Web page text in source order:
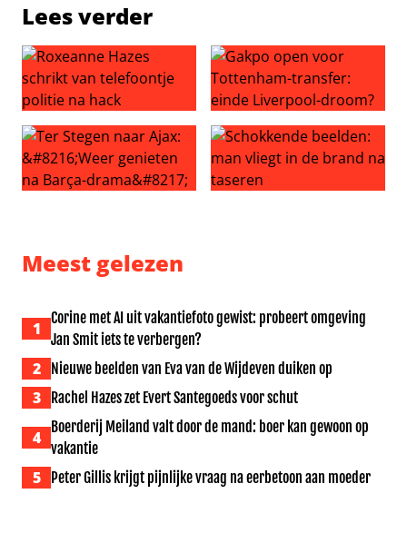
Lees verder
Roxeanne Hazes schrikt van telefoontje politie na hack
Gakpo open voor
Meest gelezen
1
Corine met AI uit vakantiefoto gewist: probeert omgeving
Jan Smit iets te verbergen?
2 Nieuwe beelden van Eva van de Wijdeven duiken op
3 Rachel Hazes zet Evert Santegoeds voor schut
4
Boerderij Meiland valt door de mand: boer kan gewoon op
vakantie
5 Peter Gillis krijgt pijnlijke vraag na eerbetoon aan moeder